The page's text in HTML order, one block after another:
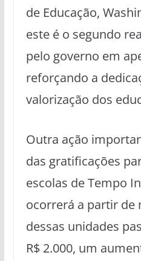
de Educação,
este é o segundo
pelo governo em
reforçando a
valorização dos
Outra ação
das gratificações
escolas de Tempo
ocorrerá a partir de
dessas unidades
R$ 2.000, um